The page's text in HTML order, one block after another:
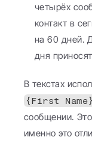
четырёх
контакт в
на 60 дней.
дня
{First Name}
сообщении.
именно это